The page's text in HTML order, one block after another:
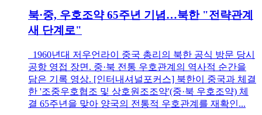
북·중, 우호조약 65주년 기념…북한 "전략관계
새 단계로"
1960년대 저우언라이 중국 총리의 북한 공식 방문 당시
공항 영접 장면. 중·북 전통 우호관계의 역사적 순간을
담은 기록 영상. [인터내셔널포커스] 북한이 중국과 체결
한 '조중우호협조 및 상호원조조약'(중·북 우호조약) 체
결 65주년을 맞아 양국의 전통적 우호관계를 재확인...